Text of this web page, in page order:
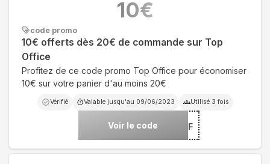
code promo
10€ offerts dès 20€ de commande sur Top
Office
Profitez de ce code promo Top Office pour économiser
10€ sur votre panier d'au moins 20€
Vérifié Valable jusqu'au 09/06/2023 Utilisé 3 fois
Voir le code***10EFF
10€